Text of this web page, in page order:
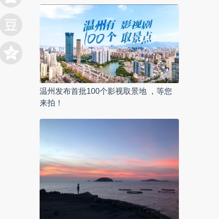
温州发布首批100个影视取景地 ，等您
来拍！